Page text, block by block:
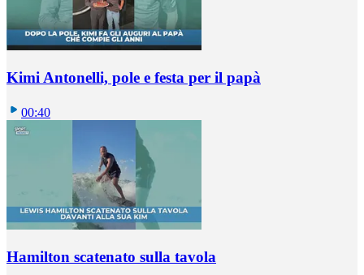
Kimi Antonelli, pole e festa per il papà
00:40
Hamilton scatenato sulla tavola